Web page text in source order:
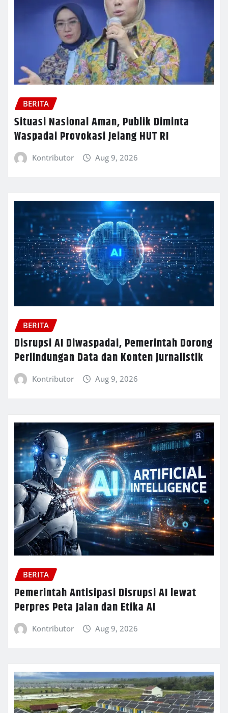
BERITA
Situasi Nasional Aman, Publik Diminta
Waspadai Provokasi Jelang HUT RI
Kontributor Aug 9, 2026
BERITA
Disrupsi AI Diwaspadai, Pemerintah Dorong
Perlindungan Data dan Konten Jurnalistik
Kontributor Aug 9, 2026
BERITA
Pemerintah Antisipasi Disrupsi AI lewat
Perpres Peta Jalan dan Etika AI
Kontributor Aug 9, 2026